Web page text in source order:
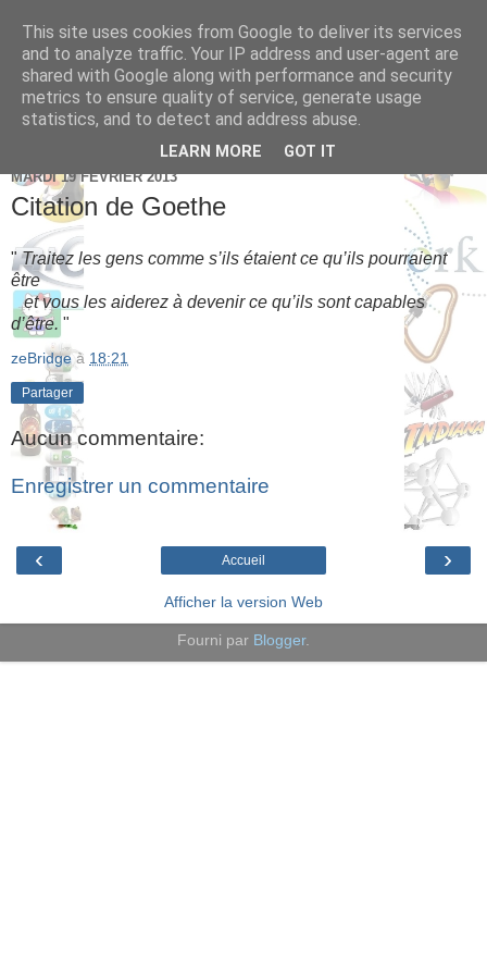
Brice Cornet: serial
entrepreneur hédoniste
MARDI 19 FÉVRIER 2013
Citation de Goethe
"Traitez les gens comme s’ils étaient ce qu’ils pourraient
être
et vous les aiderez à devenir ce qu’ils sont capables
d’être. "
zeBridge à 18:21
Partager
Aucun commentaire:
Enregistrer un commentaire
‹ ›
Accueil
Afficher la version Web
Fourni par Blogger.
This site uses cookies from Google to deliver its services
and to analyze traffic. Your IP address and user-agent are
shared with Google along with performance and security
metrics to ensure quality of service, generate usage
statistics, and to detect and address abuse.
LEARN MORE GOT IT